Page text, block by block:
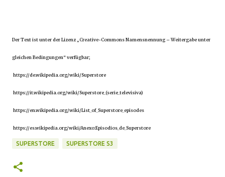
Der Text ist unter der Lizenz „Creative-Commons Namensnennung – Weitergabe unter
gleichen Bedingungen“ verfügbar;
https://de.wikipedia.org/wiki/Superstore
https://it.wikipedia.org/wiki/Superstore_(serie_televisiva)
https://en.wikipedia.org/wiki/List_of_Superstore_episodes
https://es.wikipedia.org/wiki/Anexo:Episodios_de_Superstore
SUPERSTORE SUPERSTORE S3